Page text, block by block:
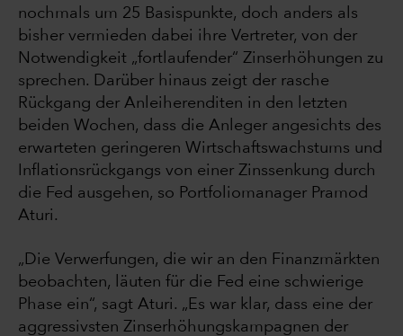
nochmals um 25 Basispunkte, doch anders als
bisher vermieden dabei ihre Vertreter, von der
Notwendigkeit „fortlaufender“ Zinserhöhungen zu
sprechen. Darüber hinaus zeigt der rasche
Rückgang der Anleiherenditen in den letzten
beiden Wochen, dass die Anleger angesichts des
erwarteten geringeren Wirtschaftswachstums und
Inflationsrückgangs von einer Zinssenkung durch
die Fed ausgehen, so Portfoliomanager Pramod
Aturi.
„Die Verwerfungen, die wir an den Finanzmärkten
beobachten, läuten für die Fed eine schwierige
Phase ein“, sagt Aturi. „Es war klar, dass eine der
aggressivsten Zinserhöhungskampagnen der